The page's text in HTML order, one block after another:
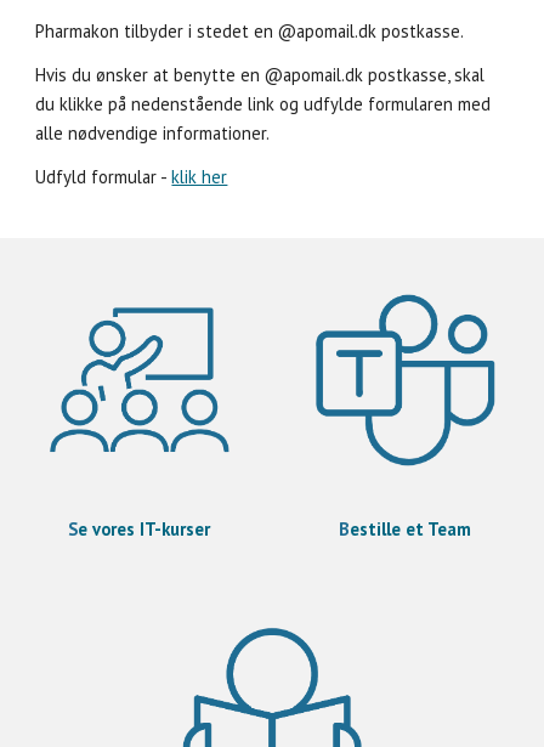
Pharmakon tilbyder i stedet en @apomail.dk postkasse.
Hvis du ønsker at benytte en @apomail.dk postkasse, skal
du klikke på nedenstående link og udfylde formularen med
alle nødvendige informationer.
Udfyld formular -klik her
Se vores IT-kurser Bestille et Team